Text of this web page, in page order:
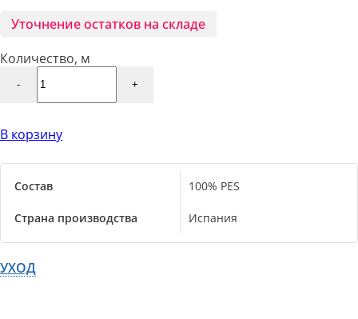
Уточнение остатков на складе
Количество, м
- +
В корзину
Состав 100% PES
Страна производства Испания
УХОД